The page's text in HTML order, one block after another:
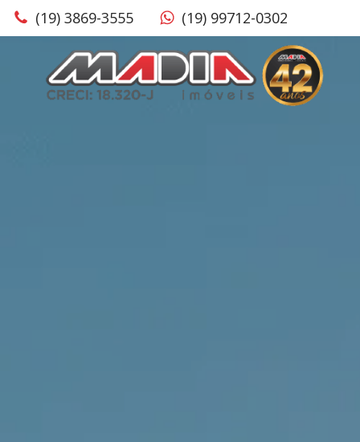
(19) 3869-3555 (19) 99712-0302